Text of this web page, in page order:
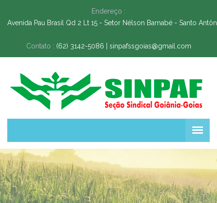
Endereço :
Avenida Pau Brasil Qd 2 Lt 15 - Setor Nélson Barnabé - Santo
Contato : (62) 3142-5086 | sinpafssgoias@gmail.com